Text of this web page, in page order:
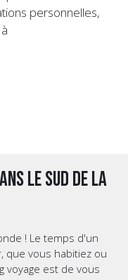
personnelles,
le Sud de la
! Le temps d'un
que vous habitiez ou
voyage est de vous